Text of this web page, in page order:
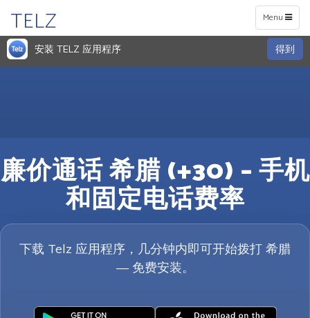
Toggle
navigation
Menu
TELZ
安装 TELZ 应用程序 得到
廉价通话 希腊 (+30) – 手机
和固定电话费率
下载 Telz 应用程序，几分钟内即可开始拨打 希腊
— 免费安装。